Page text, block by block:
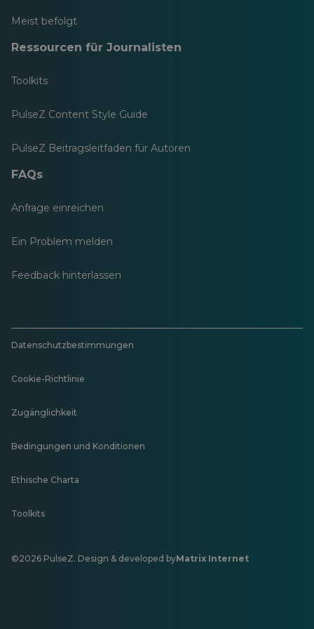
Meist befolgt
Ressourcen für Journalisten
Toolkits
PulseZ Content Style Guide
PulseZ Beitragsleitfaden für Autoren
FAQs
Anfrage einreichen
Ein Problem melden
Feedback hinterlassen
Datenschutzbestimmungen
Cookie-Richtlinie
Zugänglichkeit
Bedingungen und Konditionen
Ethische Charta
Toolkits
©2026 PulseZ. Design & developed byMatrix Internet
Öffnet